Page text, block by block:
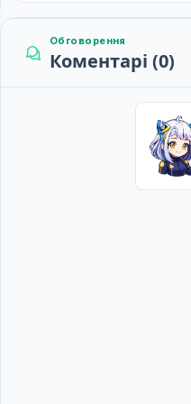
Обговорення
Коментарі (0)